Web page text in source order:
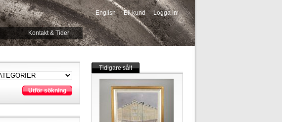
Kontakt & Tider
English Bli kund Logga in
-->
Utför sökning
Tidigare sålt